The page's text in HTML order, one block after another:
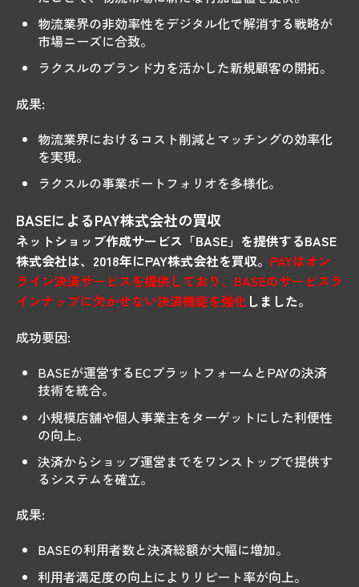
物流業界の非効率性をデジタル化で解消する戦略が
市場ニーズに合致。
ラクスルのブランド力を活かした新規顧客の開拓。
成果:
物流業界におけるコスト削減とマッチングの効率化
を実現。
ラクスルの事業ポートフォリオを多様化。
BASEによるPAY株式会社の買収
ネットショップ作成サービス「BASE」を提供するBASE
株式会社は、2018年にPAY株式会社を買収。 PAYはオン
ライン決済サービスを提供しており、BASEのサービスラ
インナップに欠かせない決済機能を強化 しました。
成功要因:
BASEが運営するECプラットフォームとPAYの決済
技術を統合。
小規模店舗や個人事業主をターゲットにした利便性
の向上。
決済からショップ運営までをワンストップで提供す
るシステムを確立。
成果:
BASEの利用者数と決済総額が大幅に増加。
利用者満足度の向上によりリピート率が向上。